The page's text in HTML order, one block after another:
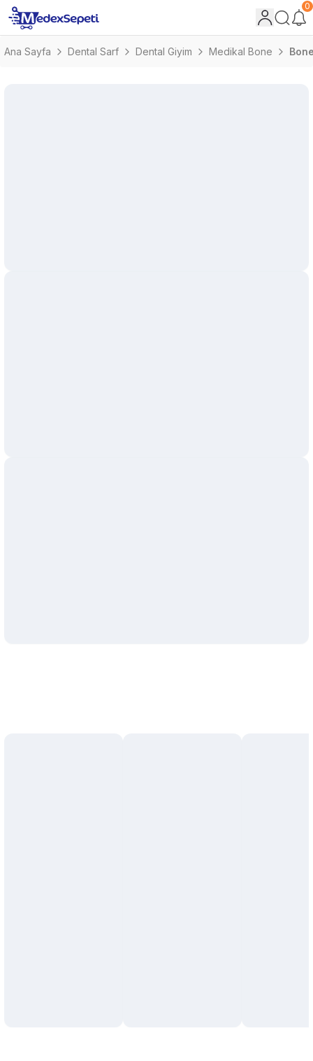
0
Ana Sayfa Dental Sarf Dental Giyim Medikal Bone